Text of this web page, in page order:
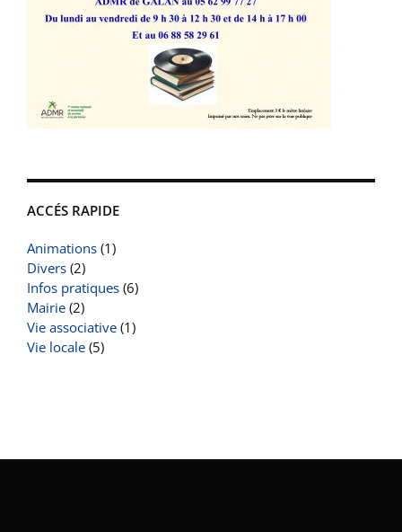
ACCÉS RAPIDE
Animations (1)
Divers (2)
Infos pratiques (6)
Mairie (2)
Vie associative (1)
Vie locale (5)